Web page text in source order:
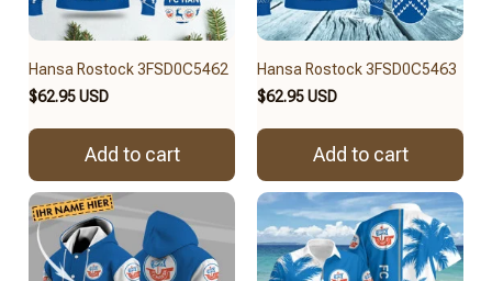
Hansa Rostock 3FSD0C5462
$62.95 USD
Add to cart
Hansa Rostock 3FSD0C5463
$62.95 USD
Add to cart